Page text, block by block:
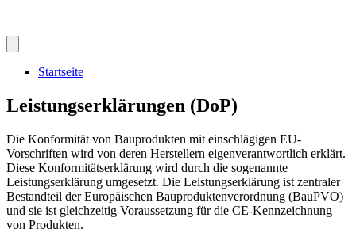
Startseite
Leistungserklärungen (DoP)
Die Konformität von Bauprodukten mit einschlägigen EU-
Vorschriften wird von deren Herstellern eigenverantwortlich erklärt.
Diese Konformitätserklärung wird durch die sogenannte
Leistungserklärung umgesetzt. Die Leistungserklärung ist zentraler
Bestandteil der Europäischen Bauproduktenverordnung (BauPVO)
und sie ist gleichzeitig Voraussetzung für die CE-Kennzeichnung
von Produkten.